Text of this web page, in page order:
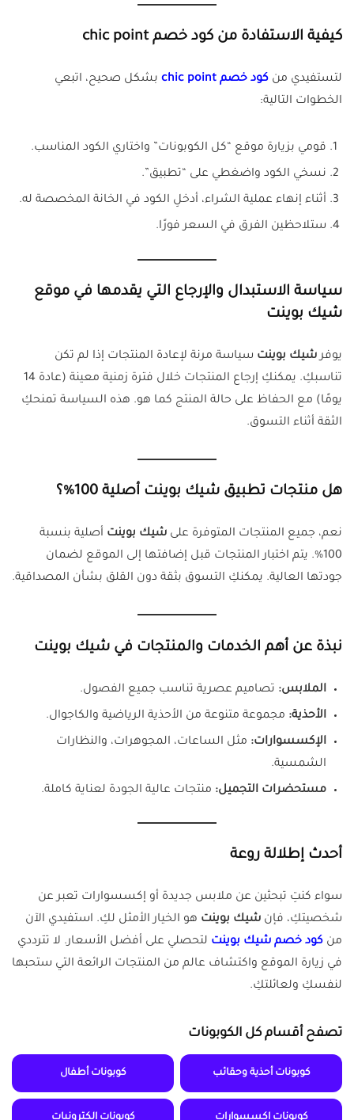
كيفية الاستفادة من كود خصم chic point
لتستفيدي من كود خصم chic point
بشكل صحيح، اتبعي
الخطوات التالية:
قومي بزيارة موقع “كل الكوبونات” واختاري الكود المناسب.
نسخي الكود واضغطي على “تطبيق”.
أثناء إنهاء عملية الشراء، أدخلِ الكود في الخانة المخصصة له.
ستلاحظين الفرق في السعر فورًا.
سياسة الاستبدال والإرجاع التي يقدمها في موقع
شيك بوينت
يوفرشيك بوينت سياسة مرنة لإعادة المنتجات إذا لم تكن
تناسبكِ. يمكنكِ إرجاع المنتجات خلال فترة زمنية معينة (عادة 14
يومًا) مع الحفاظ على حالة المنتج كما هو. هذه السياسة تمنحكِ
الثقة أثناء التسوق.
هل منتجات تطبيق شيك بوينت أصلية 100%؟
نعم، جميع المنتجات المتوفرة على شيك بوينت أصلية بنسبة
100%. يتم اختبار المنتجات قبل إضافتها إلى الموقع لضمان
جودتها العالية. يمكنكِ التسوق بثقة دون القلق بشأن المصداقية.
نبذة عن أهم الخدمات والمنتجات في شيك بوينت
الملابس: تصاميم عصرية تناسب جميع الفصول.
الأحذية: مجموعة متنوعة من الأحذية الرياضية والكاجوال.
الإكسسوارات: مثل الساعات، المجوهرات، والنظارات
الشمسية.
مستحضرات التجميل: منتجات عالية الجودة لعناية كاملة.
أحدث إطلالة روعة
سواء كنتِ تبحثين عن ملابس جديدة أو إكسسوارات تعبر عن
شخصيتكِ، فإن شيك بوينت هو الخيار الأمثل لكِ. استفيدي الآن
من كود خصم شيك بوينت لتحصلي على أفضل الأسعار. لا تترددي
في زيارة الموقع واكتشاف عالم من المنتجات الرائعة التي ستحبها
لنفسكِ ولعائلتكِ.
تصفح أقسام كل الكوبونات
كوبونات أحذية وحقائب كوبونات أطفال